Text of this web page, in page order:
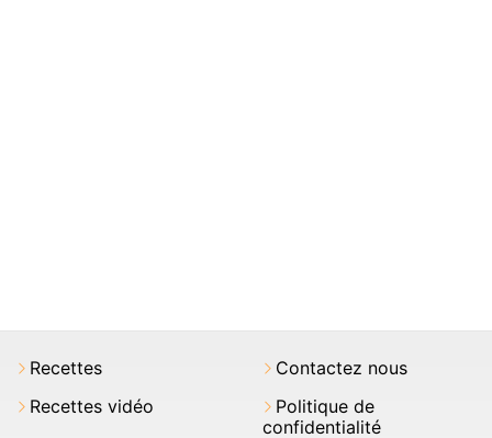
Recettes
Recettes vidéo
Contactez nous
Politique de
confidentialité